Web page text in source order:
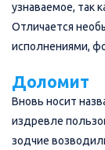
узнаваемое, так
Отличается
исполнениями,
Доломит
Вновь носит
издревле
зодчие